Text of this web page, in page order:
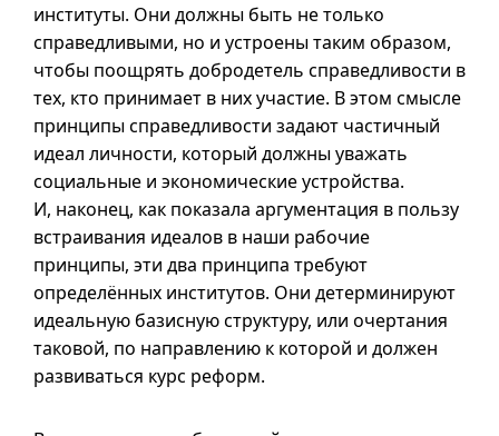
институты. Они должны быть не только
справедливыми, но и устроены таким образом,
чтобы поощрять добродетель справедливости в
тех, кто принимает в них участие. В этом смысле
принципы справедливости задают частичный
идеал личности, который должны уважать
социальные и экономические устройства.
И, наконец, как показала аргументация в пользу
встраивания идеалов в наши рабочие
принципы, эти два принципа требуют
определённых институтов. Они детерминируют
идеальную базисную структуру, или очертания
таковой, по направлению к которой и должен
развиваться курс реформ.